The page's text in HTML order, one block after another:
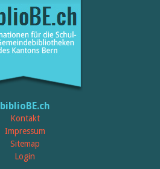
biblioBE.ch
Kontakt
Impressum
Sitemap
Login